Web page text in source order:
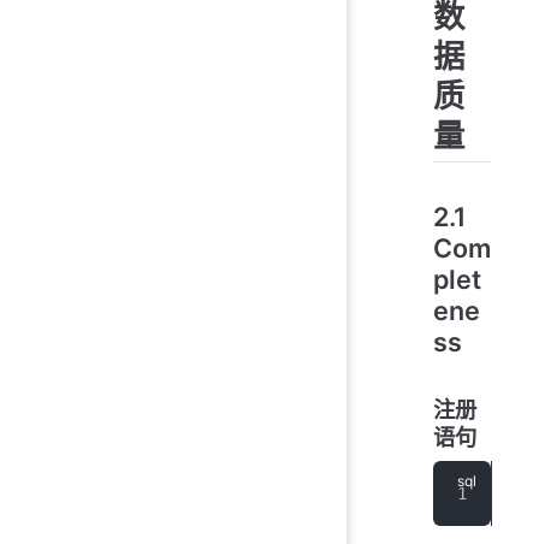
数
据
质
量
2.1
Com
plet
ene
ss
注册
语句